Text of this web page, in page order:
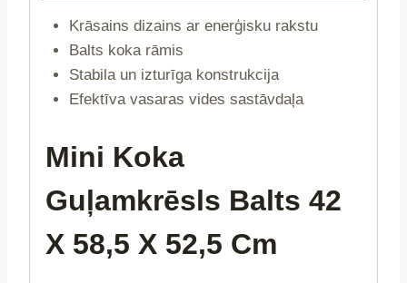
744679
daudzums
Krāsains dizains ar enerģisku rakstu
Balts koka rāmis
Stabila un izturīga konstrukcija
Efektīva vasaras vides sastāvdaļa
Mini Koka
Guļamkrēsls Balts 42
X 58,5 X 52,5 Cm